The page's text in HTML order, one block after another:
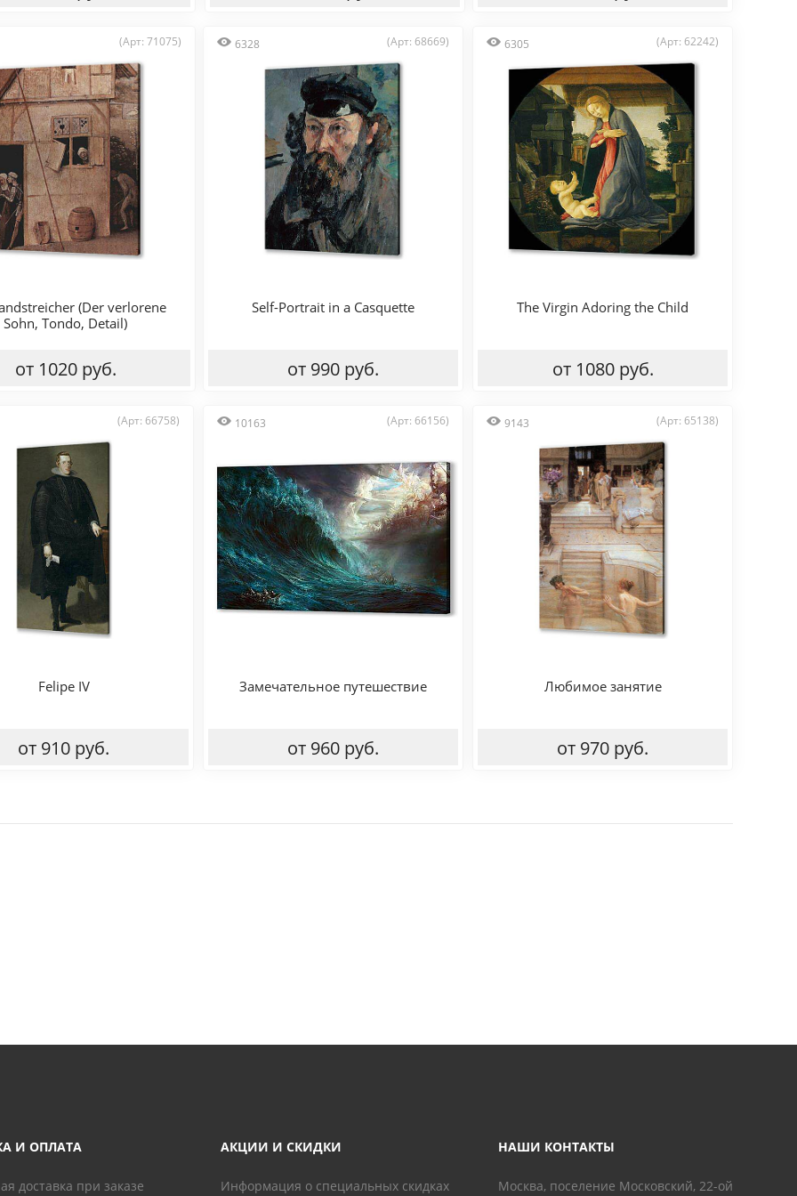
(Арт: 71075)
(Der verlorene
Sohn, Tondo, Detail)
от 1020 руб.
6328 (Арт: 68669)
Self-Portrait in a Casquette
от 990 руб.
6305 (Арт: 62242)
The Virgin Adoring the Child
от 1080 руб.
(Арт: 66758)
Felipe IV
от 910 руб.
10163 (Арт: 66156)
Замечательное путешествие
от 960 руб.
9143 (Арт: 65138)
Любимое занятие
от 970 руб.
И ОПЛАТА
доставка при заказе
АКЦИИ И СКИДКИ
Информация о специальных скидках
НАШИ КОНТАКТЫ
Москва, поселение Московский, 22-ой